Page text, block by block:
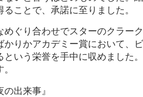
ることで、承諾に至りました。
めぐり合わせでスターのクラー
かりかアカデミー賞において、
という栄誉を手中に収めました
の出来事』